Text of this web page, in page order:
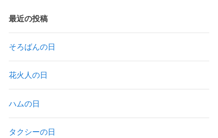
最近の投稿
そろばんの日
花火人の日
ハムの日
タクシーの日